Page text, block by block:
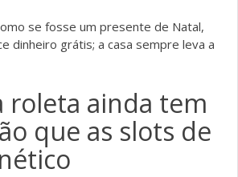
se fosse um presente de Natal,
dinheiro grátis; a casa sempre leva a
roleta ainda tem
que as slots de